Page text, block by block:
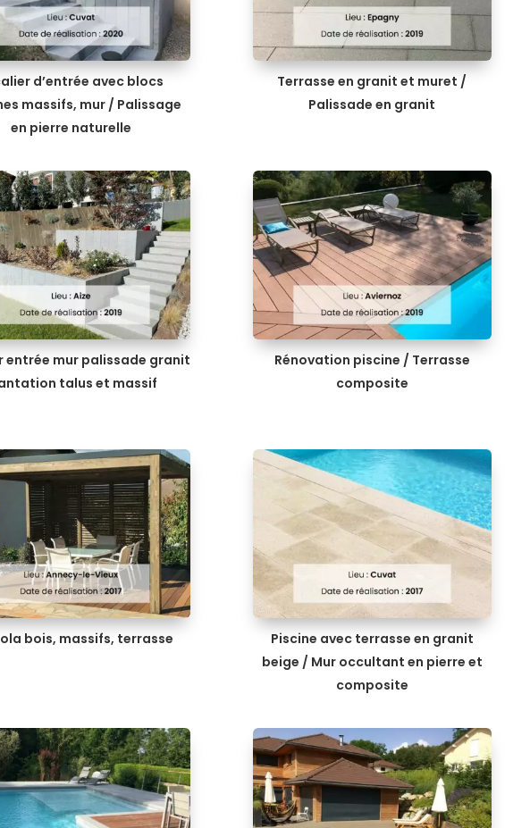
d’entrée avec blocs
massifs, mur / Palissage
en pierre naturelle
Terrasse en granit et muret /
Palissade en granit
entrée mur palissade granit
talus et massif
Rénovation piscine / Terrasse
composite
bois, massifs, terrasse
Piscine avec terrasse en granit
beige / Mur occultant en pierre et
composite